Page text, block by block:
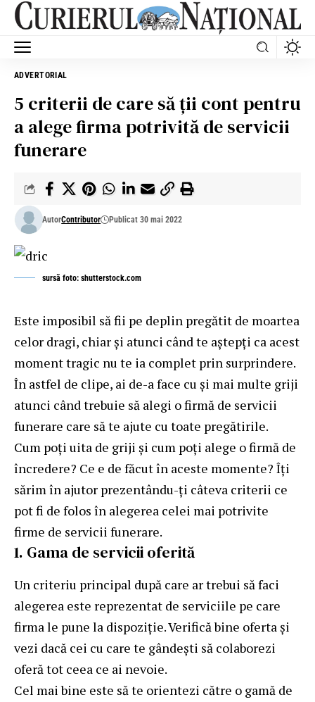
ADVERTORIAL
5 criterii de care să ții cont pentru
a alege firma potrivită de servicii
funerare
AutorContributor Publicat 30 mai 2022
sursă foto: shutterstock.com
Este imposibil să fii pe deplin pregătit de moartea
celor dragi, chiar și atunci când te aștepți ca acest
moment tragic nu te ia complet prin surprindere.
În astfel de clipe, ai de-a face cu și mai multe griji
atunci când trebuie să alegi o firmă de servicii
funerare care să te ajute cu toate pregătirile.
Cum poți uita de griji și cum poți alege o firmă de
încredere? Ce e de făcut în aceste momente? Îți
sărim în ajutor prezentându-ți câteva criterii ce
pot fi de folos în alegerea celei mai potrivite
firme de servicii funerare.
1. Gama de servicii oferită
Un criteriu principal după care ar trebui să faci
alegerea este reprezentat de serviciile pe care
firma le pune la dispoziție. Verifică bine oferta și
vezi dacă cei cu care te gândești să colaborezi
oferă tot ceea ce ai nevoie.
Cel mai bine este să te orientezi către o gamă de